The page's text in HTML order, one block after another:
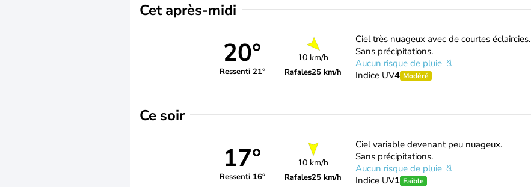
Cet après-midi
20°
Ressenti 21°
10 km/h
Rafales25 km/h
Ciel très nuageux avec de courtes éclaircies.
Sans précipitations.
Aucun risque de pluie
Indice UV4 Modéré
Ce soir
17°
Ressenti 16°
10 km/h
Rafales25 km/h
Ciel variable devenant peu nuageux.
Sans précipitations.
Aucun risque de pluie
Indice UV1 Faible